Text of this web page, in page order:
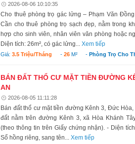
2026-08-06 10:10:35
Cho thuê phòng trọ gác lửng – Phạm Văn
Cần cho thuê phòng trọ sạch đẹp, nằm trong
hợp cho sinh viên, nhân viên văn phòng hoặc
Diện tích: 26m², có gác lửng...Xem tiếp
Giá:3.5 Triệu/tháng - 26M² -Phòng Trọ Cho
BÁN ĐẤT THỔ CƯ MẶT TIỀN ĐƯỜNG
AN
2026-08-05 11:11:28
Bán đất thổ cư mặt tiền đường Kênh 3, Đức
đất nằm trên đường Kênh 3, xã Hòa Khánh
(theo thông tin trên Giấy chứng nhận). - Diện
Sổ hồng riêng, sang tên...Xem tiếp